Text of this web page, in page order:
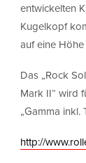
entwickelten
Kugelkopf
auf eine
Das „Rock
Mark II“ wird
„Gamma
http://